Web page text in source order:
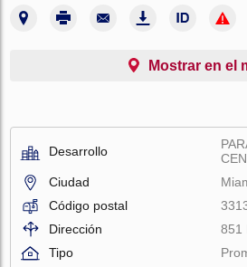
Mostrar en el
Desarrollo
Ciudad
Código postal
Dirección
851
Tipo